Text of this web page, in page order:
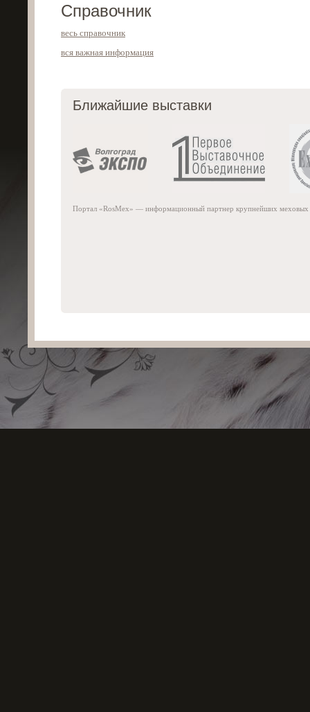
Справочник
весь справочник
вся важная информация
Ближайшие выставки
Портал «RosMex» — информационный партнер крупнейших меховых